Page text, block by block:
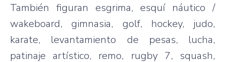
También figuran esgrima, esquí náutico /
wakeboard, gimnasia, golf, hockey, judo,
karate, levantamiento de pesas, lucha,
patinaje artístico, remo, rugby 7, squash,